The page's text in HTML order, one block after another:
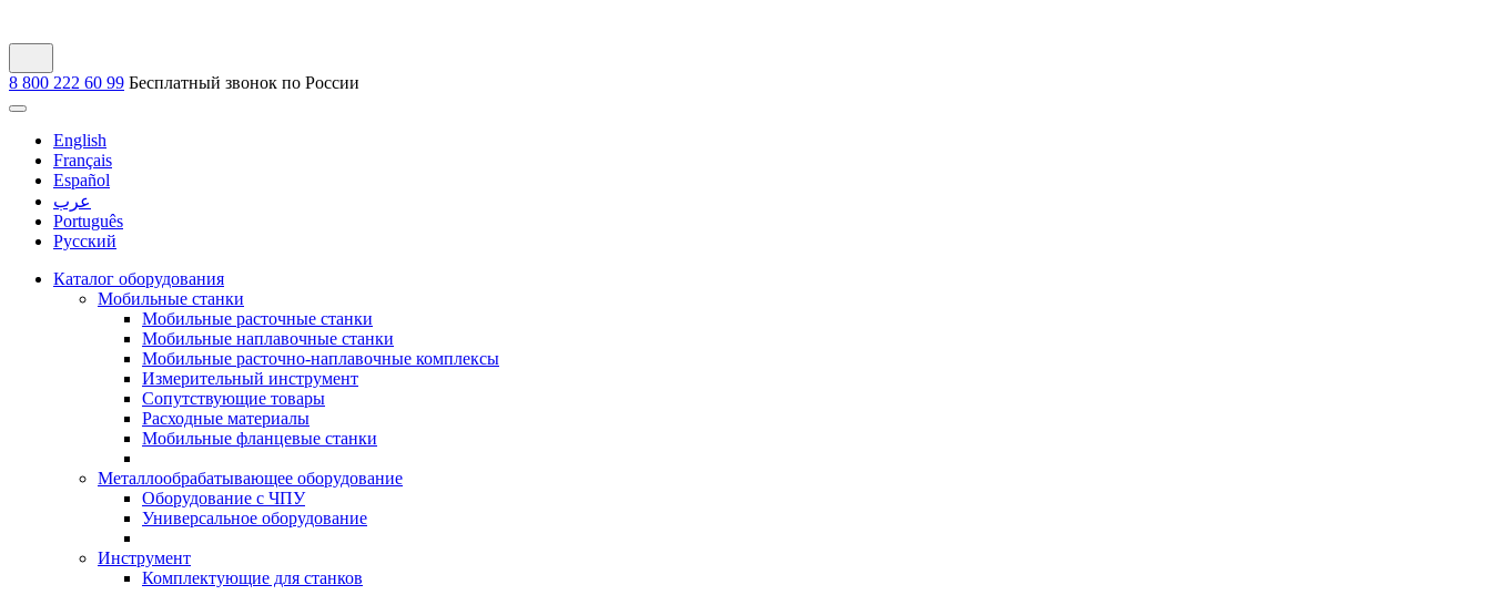
8 800 222 60 99 Бесплатный звонок по России
English
Français
Español
عرب
Português
Русский
Каталог оборудования
Мобильные станки
Мобильные расточные станки
Мобильные наплавочные станки
Мобильные расточно-наплавочные комплексы
Измерительный инструмент
Сопутствующие товары
Расходные материалы
Мобильные фланцевые станки
Металлообрабатывающее оборудование
Оборудование с ЧПУ
Универсальное оборудование
Инструмент
Комплектующие для станков